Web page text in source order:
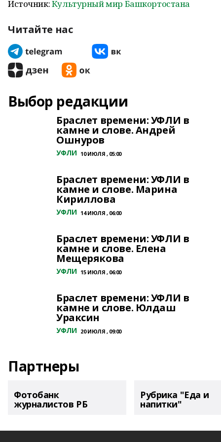
Источник:Культурный мир Башкортостана
Читайте нас
Выбор редакции
Браслет времени: УФЛИ в
камне и слове. Андрей
Ошнуров
УФЛИ 10 ИЮЛЯ , 05:00
Браслет времени: УФЛИ в
камне и слове. Марина
Кириллова
УФЛИ 14 ИЮЛЯ , 06:00
Браслет времени: УФЛИ в
камне и слове. Елена
Мещерякова
УФЛИ 15 ИЮЛЯ , 06:00
Браслет времени: УФЛИ в
камне и слове. Юлдаш
Ураксин
УФЛИ 20 ИЮЛЯ , 09:00
Партнеры
Фотобанк
журналистов РБ
Рубрика "Еда и
напитки"